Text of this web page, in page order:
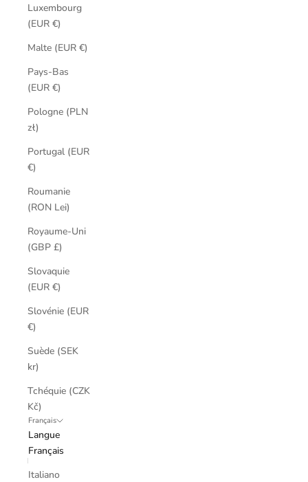
Luxembourg
(EUR €)
Malte (EUR €)
Pays-Bas
(EUR €)
Pologne (PLN
zł)
Portugal (EUR
€)
Roumanie
(RON Lei)
Royaume-Uni
(GBP £)
Slovaquie
(EUR €)
Slovénie (EUR
€)
Suède (SEK
kr)
Tchéquie (CZK
Kč)
Français
Langue
Français
Italiano